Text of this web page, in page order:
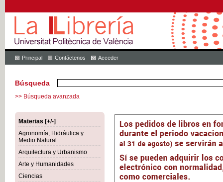
Principal Contáctenos Acceder
Búsqueda
>> Búsqueda avanzada
Materias [+/-]
Agronomía, Hidráulica y
Medio Natural
Arquitectura y Urbanismo
Arte y Humanidades
Ciencias